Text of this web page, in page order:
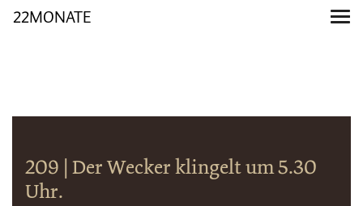
22MONATE
209 | Der Wecker klingelt um 5.30
Uhr.